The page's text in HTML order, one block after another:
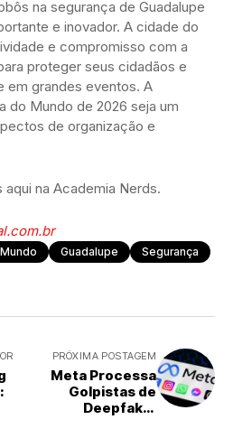
na segurança de Guadalupe
e inovador. A cidade do
e compromisso com a
proteger seus cidadãos e
em grandes eventos. A
do Mundo de 2026 seja um
de organização e
na Academia Nerds.
Guadalupe
Segurança
PRÓXIMA POSTAGEM
Meta Processa
Golpistas de
Deepfake: